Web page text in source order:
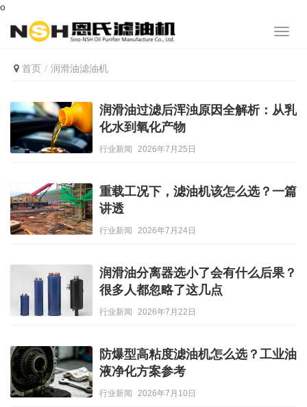
o
首页 润滑油滤油机
润滑油过滤后浑浊原因全解析：从乳
化水到氧化产物
行业新闻 2026年7月25日
重载工况下，滤油机该怎么选？一篇
讲透
行业新闻 2026年7月24日
润滑油分离器选小了会有什么后果？
很多人都忽略了这几点
行业新闻 2026年7月22日
防爆型高粘度滤油机怎么选？工业油
液净化方案参考
行业新闻 2026年7月10日